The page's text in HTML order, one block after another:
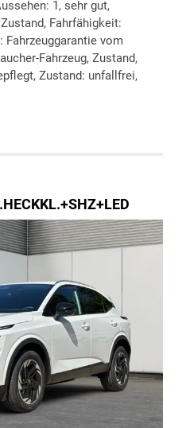
1, sehr gut,
Fahrfähigkeit:
vom
Fahrzeug, Zustand,
Zustand: unfallfrei,
drucken